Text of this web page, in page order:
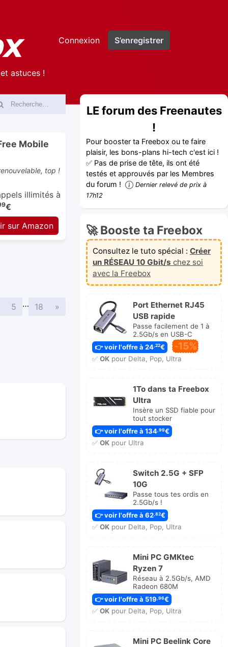
Connexion S’enregistrer
astuces !
Mobile
top !
illimités à
€
sur Amazon
5 … 18 »
LE forum des Freenautes
!
Pour booster ta Freebox ou te faire
plaisir, les bons-plans hi-tech c'est ici !
✅ Pas de prise de tête, ils ont été
testés et approuvés par les Membres
du forum !
Dernier relevé de prix à
17h12
🚀 Booste ta Freebox
Consultez le tuto spécial : Créer
un RÉSEAU 10 Gbit/s chez soi
avec la Freebox
Port Ethernet RJ45
USB rapide
Passe facilement de 1 à
2.5Gb/s en USB-C
👉 voir l'offre à 24,22€ -15%
✅ OKpour Delta, Pop, Ultra
1To dans ta Freebox
Ultra
Insère un SSD fiable pour
tout stocker
👉 voir l'offre à 134 ,99€
✅ OKpour Ultra
Switch 2.5G + SFP
10G
Passe tous tes ordis en
2.5Gb/s !
👉 voir l'offre à 62,82€
✅ OKpour Delta, Pop, Ultra
Mini PC GMKtec
Ryzen 7
Réseau à 2.5Gb/s, AMD
Radeon 680M
👉 voir l'offre à 519,96€
✅ OKpour Delta, Pop, Ultra
Mini PC Beelink Core